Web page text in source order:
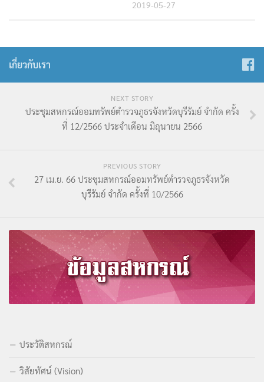
2019-05-27
เกี่ยวกับเรา
NEXT STORY
ประชุมสหกรณ์ออมทรัพย์ตำรวจภูธรจังหวัดบุรีรัมย์ จำกัด ครั้ง
ที่ 12/2566 ประจำเดือน มิถุนายน 2566
PREVIOUS STORY
27 เม.ย. 66 ประชุมสหกรณ์ออมทรัพย์ตำรวจภูธรจังหวัด
บุรีรัมย์ จำกัด ครั้งที่ 10/2566
ประวัติสหกรณ์
วิสัยทัศน์ (Vision)